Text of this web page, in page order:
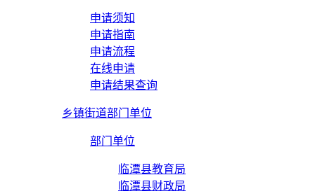
申请须知
申请指南
申请流程
在线申请
申请结果查询
乡镇街道部门单位
部门单位
临潭县教育局
临潭县财政局